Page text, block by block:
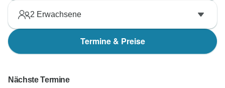
2 Erwachsene
Termine & Preise
Nächste Termine